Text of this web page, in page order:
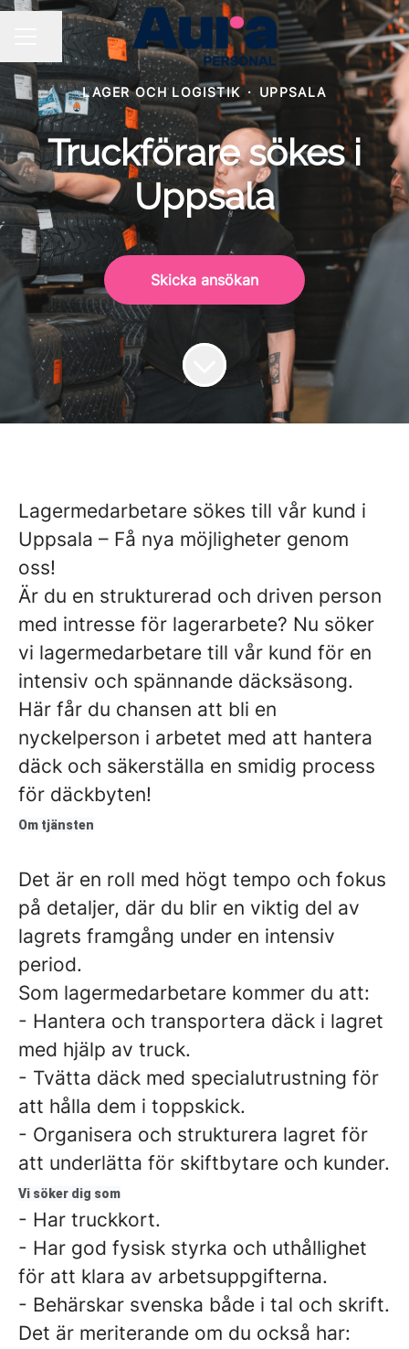
KARRIÄRMENY
Dela sidan
LAGER OCH LOGISTIK · UPPSALA
Truckförare sökes i
Uppsala
Skicka ansökan
Lagermedarbetare sökes till vår kund i
Uppsala – Få nya möjligheter genom
oss!
Är du en strukturerad och driven person
med intresse för lagerarbete? Nu söker
vi lagermedarbetare till vår kund för en
intensiv och spännande däcksäsong.
Här får du chansen att bli en
nyckelperson i arbetet med att hantera
däck och säkerställa en smidig process
för däckbyten!
Om tjänsten
Det är en roll med högt tempo och fokus
på detaljer, där du blir en viktig del av
lagrets framgång under en intensiv
period.
Som lagermedarbetare kommer du att:
- Hantera och transportera däck i lagret
med hjälp av truck.
- Tvätta däck med specialutrustning för
att hålla dem i toppskick.
- Organisera och strukturera lagret för
att underlätta för skiftbytare och kunder.
Vi söker dig som
- Har truckkort.
- Har god fysisk styrka och uthållighet
för att klara av arbetsuppgifterna.
- Behärskar svenska både i tal och skrift.
Det är meriterande om du också har: